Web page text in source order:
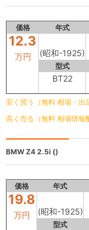
価格 年式
12.3
万円 (昭和-1925)
型式
BT22
安く買う（無料 相場・出
高く売る（無料 相場情報
BMW Z4 2.5i ()
価格 年式
19.8
万円 (昭和-1925)
型式